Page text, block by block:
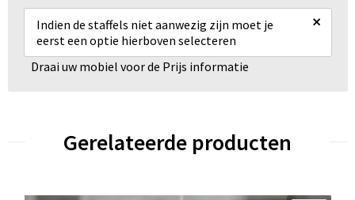
Indien de staffels niet aanwezig zijn moet je
eerst een optie hierboven selecteren
×
Draai uw mobiel voor de Prijs informatie
Gerelateerde producten